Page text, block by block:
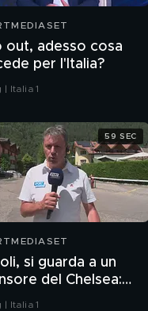
out, adesso cosa
per l'Italia?
| Italia 1
si guarda a un
del Chelsea:
verso l'uscita
| Italia 1
59 SEC